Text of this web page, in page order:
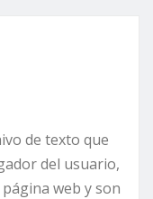
de texto que
del usuario,
web y son